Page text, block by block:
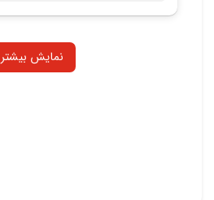
نمایش بیشتر